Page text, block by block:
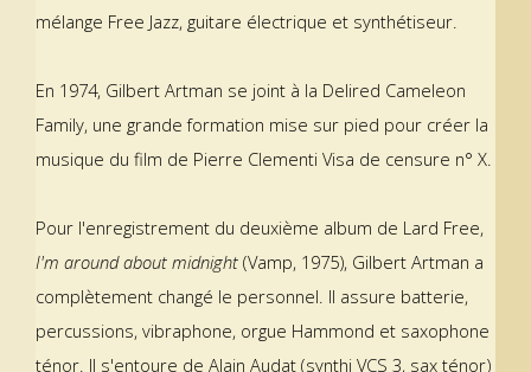
mélange Free Jazz, guitare électrique et synthétiseur.
En 1974, Gilbert Artman se joint à la Delired Cameleon
Family, une grande formation mise sur pied pour créer la
musique du film de Pierre Clementi Visa de censure n° X.
Pour l'enregistrement du deuxième album de Lard Free,
I'm around about midnight (Vamp, 1975), Gilbert Artman a
complètement changé le personnel. Il assure batterie,
percussions, vibraphone, orgue Hammond et saxophone
ténor. Il s'entoure de Alain Audat (synthi VCS 3, sax ténor)